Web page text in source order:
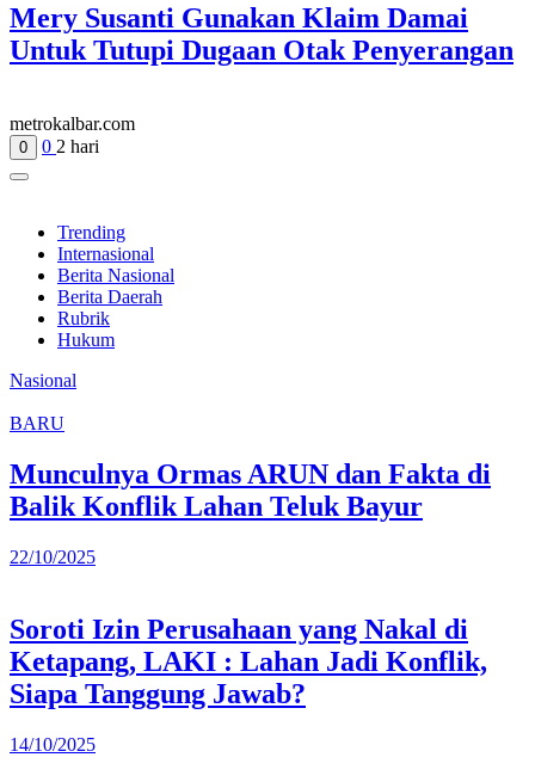
Mery Susanti Gunakan Klaim Damai
Untuk Tutupi Dugaan Otak Penyerangan
metrokalbar.com
0 0 2 hari
Trending
Internasional
Berita Nasional
Berita Daerah
Rubrik
Hukum
Nasional
BARU
Munculnya Ormas ARUN dan Fakta di
Balik Konflik Lahan Teluk Bayur
22/10/2025
Soroti Izin Perusahaan yang Nakal di
Ketapang, LAKI : Lahan Jadi Konflik,
Siapa Tanggung Jawab?
14/10/2025